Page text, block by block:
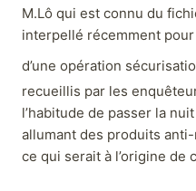
M.Lô qui est connu du
interpellé récemment
d’une opération
recueillis par les
l’habitude de passer la
allumant des produits anti-
ce qui serait à l’origine de